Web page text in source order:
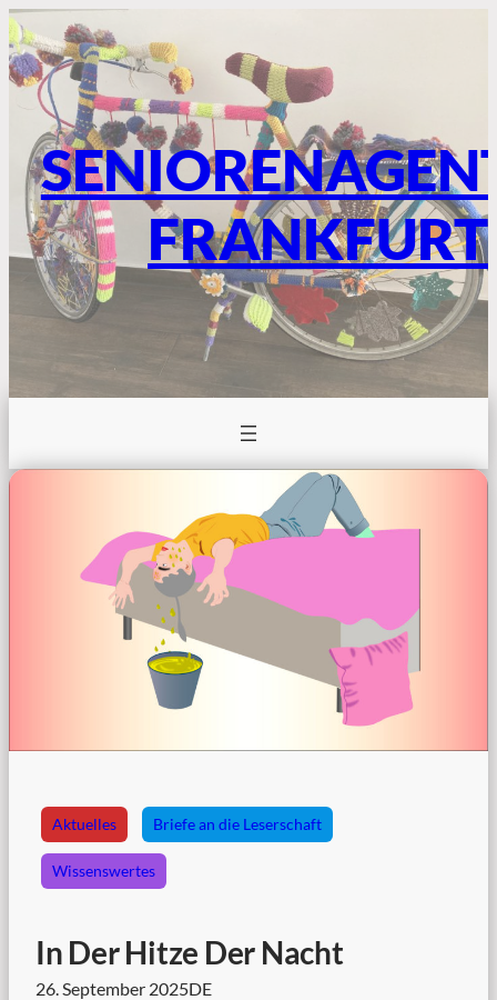
FRANKFURT
Aktuelles Briefe an die Leserschaft
Wissenswertes
In Der Hitze Der Nacht
26. September 2025DE